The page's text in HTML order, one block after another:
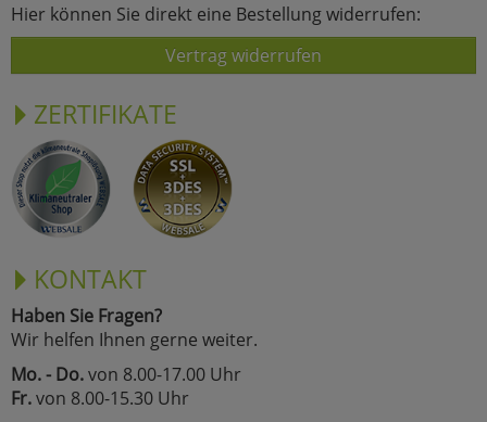
Hier können Sie direkt eine Bestellung widerrufen:
Vertrag widerrufen
ZERTIFIKATE
KONTAKT
Haben Sie Fragen?
Wir helfen Ihnen gerne weiter.
Mo. - Do.von 8.00-17.00 Uhr
Fr.von 8.00-15.30 Uhr